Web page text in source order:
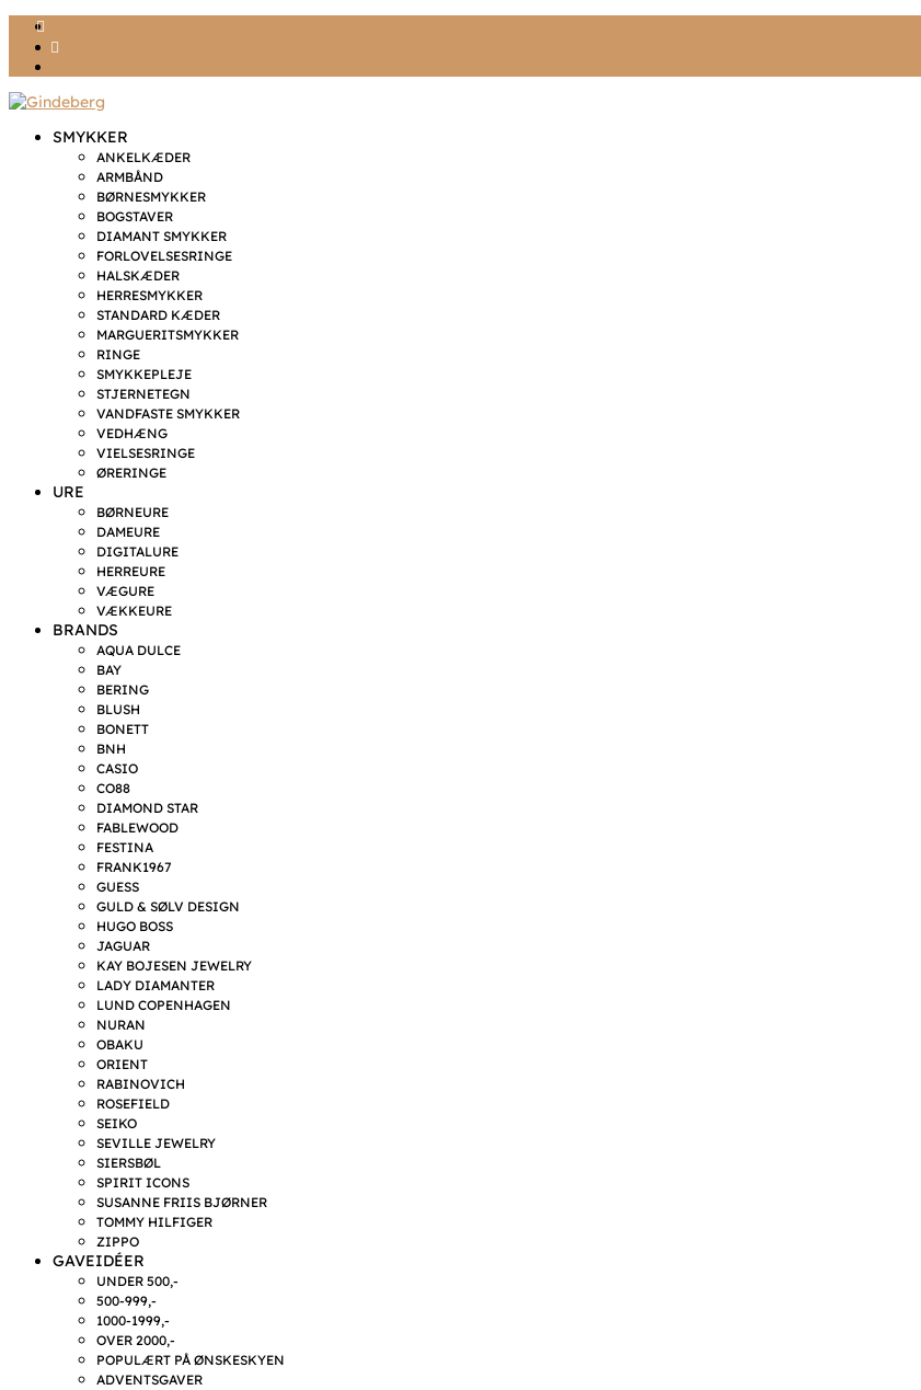
SMYKKER
ANKELKÆDER
ARMBÅND
BØRNESMYKKER
BOGSTAVER
DIAMANT SMYKKER
FORLOVELSESRINGE
HALSKÆDER
HERRESMYKKER
STANDARD KÆDER
MARGUERITSMYKKER
RINGE
SMYKKEPLEJE
STJERNETEGN
VANDFASTE SMYKKER
VEDHÆNG
VIELSESRINGE
ØRERINGE
URE
BØRNEURE
DAMEURE
DIGITALURE
HERREURE
VÆGURE
VÆKKEURE
BRANDS
AQUA DULCE
BAY
BERING
BLUSH
BONETT
BNH
CASIO
CO88
DIAMOND STAR
FABLEWOOD
FESTINA
FRANK1967
GUESS
GULD & SØLV DESIGN
HUGO BOSS
JAGUAR
KAY BOJESEN JEWELRY
LADY DIAMANTER
LUND COPENHAGEN
NURAN
OBAKU
ORIENT
RABINOVICH
ROSEFIELD
SEIKO
SEVILLE JEWELRY
SIERSBØL
SPIRIT ICONS
SUSANNE FRIIS BJØRNER
TOMMY HILFIGER
ZIPPO
GAVEIDÉER
UNDER 500,-
500-999,-
1000-1999,-
OVER 2000,-
POPULÆRT PÅ ØNSKESKYEN
ADVENTSGAVER